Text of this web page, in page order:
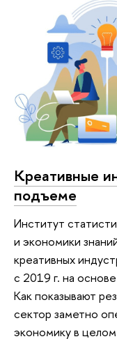
Креативные
подъеме
Институт
и экономики
креативных
с 2019 г. на
Как показывают
сектор заметно
экономику в